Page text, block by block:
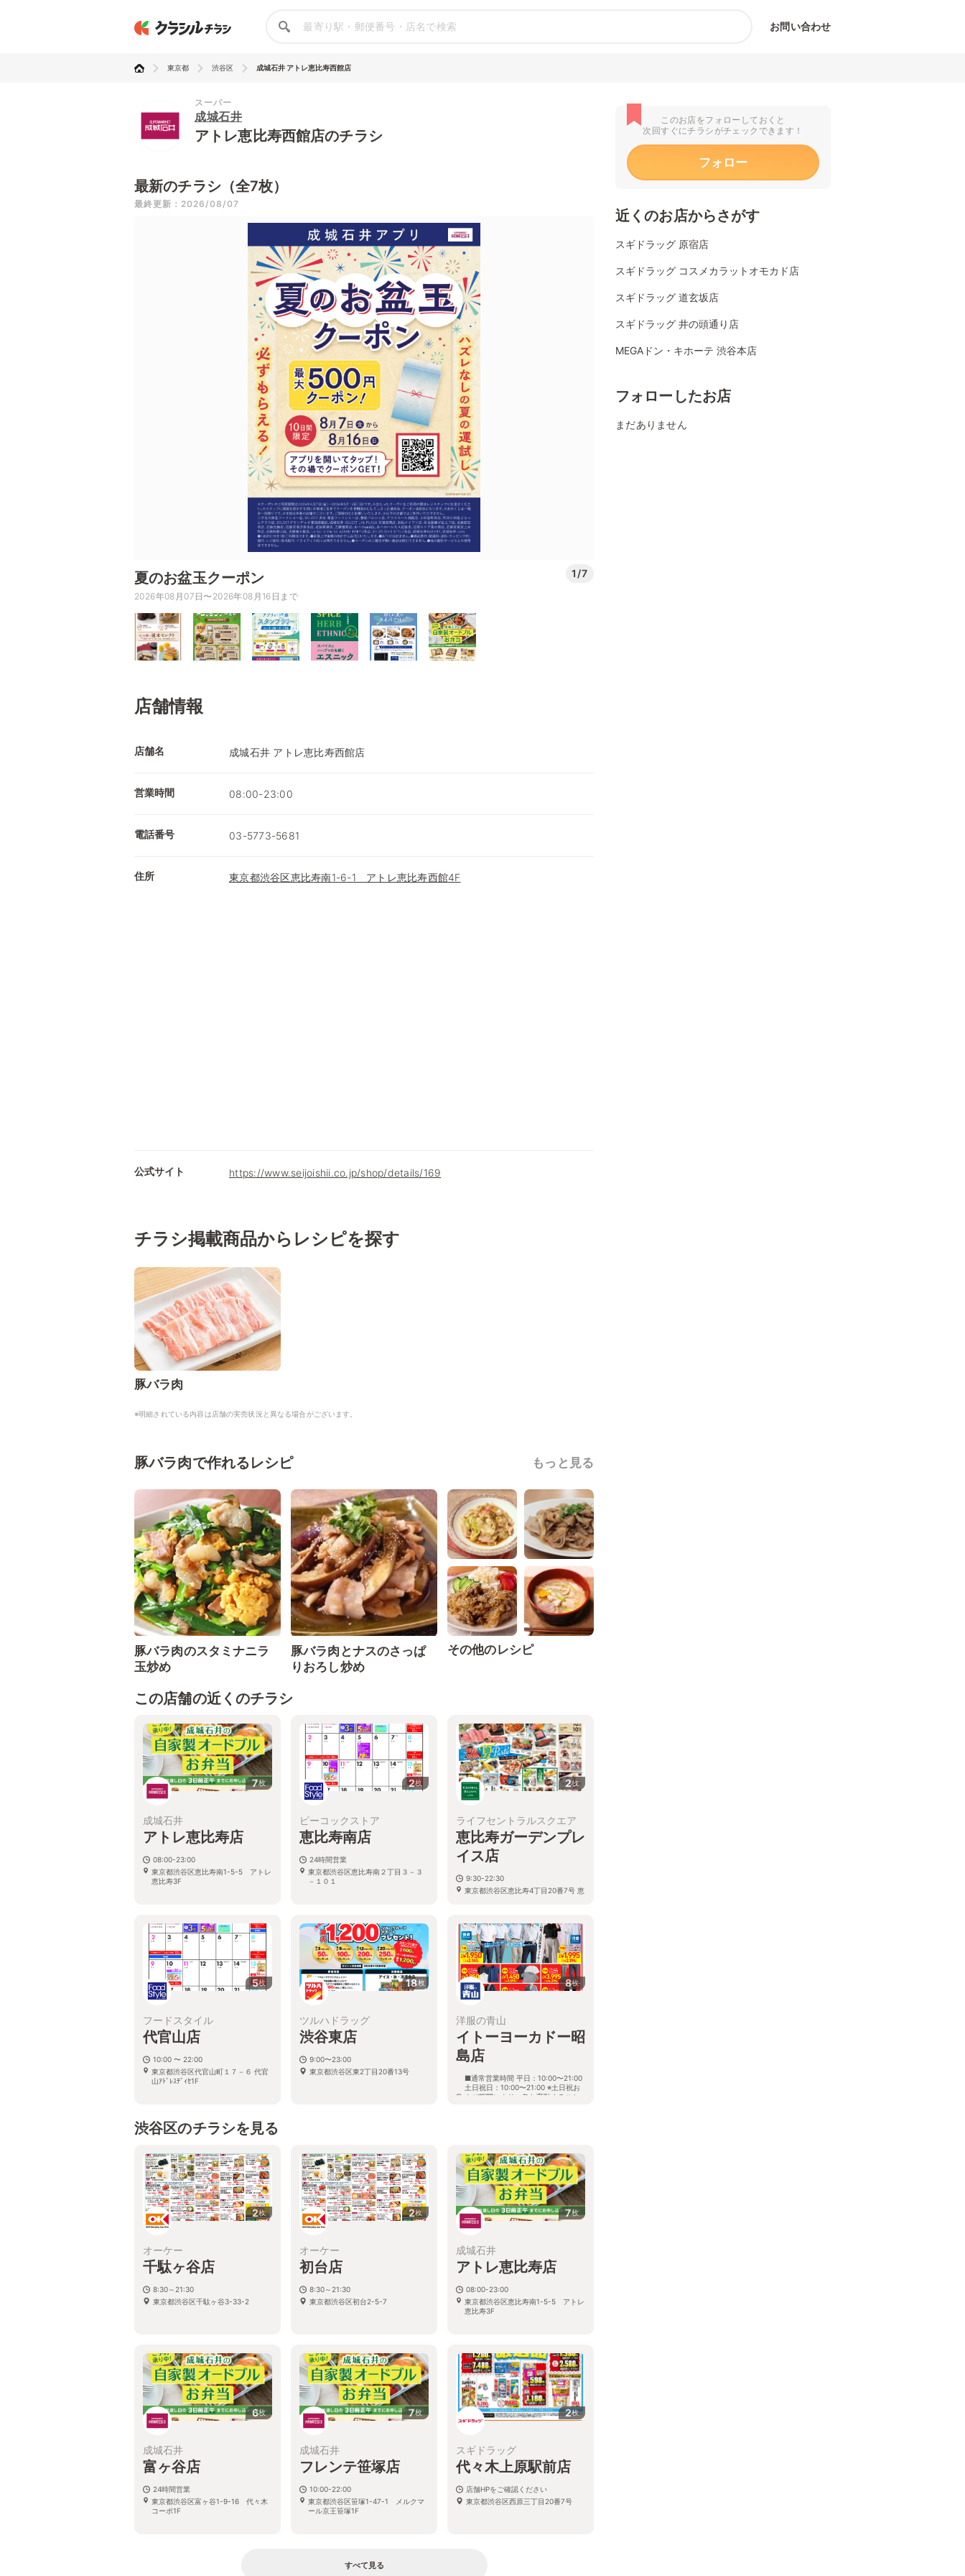
お問い合わせ
東京都 渋谷区 成城石井 アトレ恵比寿西館店
スーパー
成城石井
アトレ恵比寿西館店のチラシ
最新のチラシ（全7枚）
最終更新：2026/08/07
夏のお盆玉クーポン 1/7
2026年08月07日〜2026年08月16日まで
店舗情報
店舗名 成城石井 アトレ恵比寿西館店
営業時間 08:00-23:00
電話番号 03-5773-5681
住所 東京都渋谷区恵比寿南1-6-1 アトレ恵比寿西館4F
公式サイト https://www.seijoishii.co.jp/shop/details/169
チラシ掲載商品からレシピを探す
豚バラ肉
※明細されている内容は店舗の実売状況と異なる場合がございます。
豚バラ肉で作れるレシピ もっと見る
豚バラ肉のスタミナニラ
玉炒め
豚バラ肉とナスのさっぱ
りおろし炒め
その他のレシピ
この店舗の近くのチラシ
7枚
成城石井
アトレ恵比寿店
08:00-23:00
東京都渋谷区恵比寿南1-5-5 アトレ
恵比寿3F
2枚
ピーコックストア
恵比寿南店
24時間営業
東京都渋谷区恵比寿南２丁目３－３
－１０１
2枚
ライフセントラルスクエア
恵比寿ガーデンプレ
イス店
9:30-22:30
東京都渋谷区恵比寿4丁目20番7号 恵
5枚
フードスタイル
代官山店
10:00 〜 22:00
東京都渋谷区代官山町１７－６ 代官
山ｱﾄﾞﾚｽﾃﾞｨｾ1F
18枚
ツルハドラッグ
渋谷東店
9:00〜23:00
東京都渋谷区東2丁目20番13号
8枚
洋服の青山
イトーヨーカドー昭
島店
■通常営業時間 平日：10:00〜21:00
土日祝日：10:00〜21:00 ※土日祝お
よび期間により、急な変動すること
渋谷区のチラシを見る
2枚
オーケー
千駄ヶ谷店
8:30～21:30
東京都渋谷区千駄ヶ谷3-33-2
2枚
オーケー
初台店
8:30～21:30
東京都渋谷区初台2-5-7
7枚
成城石井
アトレ恵比寿店
08:00-23:00
東京都渋谷区恵比寿南1-5-5 アトレ
恵比寿3F
6枚
成城石井
富ヶ谷店
24時間営業
東京都渋谷区富ヶ谷1-9-16 代々木
コーポ1F
7枚
成城石井
フレンテ笹塚店
10:00-22:00
東京都渋谷区笹塚1-47-1 メルクマ
ール京王笹塚1F
2枚
スギドラッグ
代々木上原駅前店
店舗HPをご確認ください
東京都渋谷区西原三丁目20番7号
すべて見る
このお店をフォローしておくと
次回すぐにチラシがチェックできます！
フォロー
近くのお店からさがす
スギドラッグ 原宿店
スギドラッグ コスメカラットオモカド店
スギドラッグ 道玄坂店
スギドラッグ 井の頭通り店
MEGAドン・キホーテ 渋谷本店
フォローしたお店
まだありません